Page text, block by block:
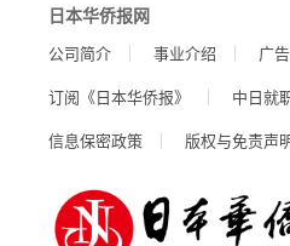
日本华侨报网
公司简介 事业介绍 广
订阅《日本华侨报》
中日就
信息保密政策
版权与免责声